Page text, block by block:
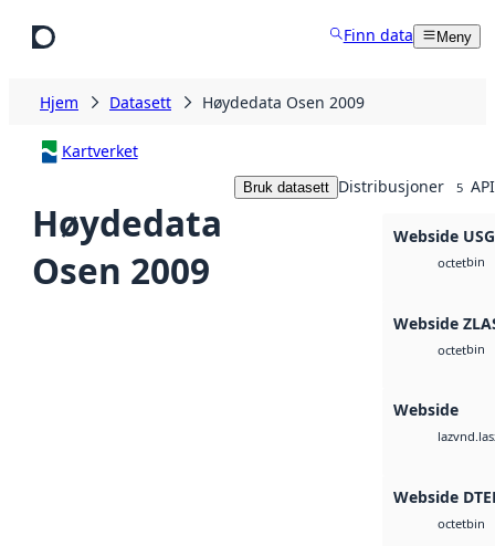
Finn data Meny
Hjem Datasett Høydedata Osen 2009
Kartverket
Høydedata
Osen 2009
Bruk datasett Distribusjoner 5
Webside
octetbin
Webside
octetbin
Webside
laz
Webside
octetbin